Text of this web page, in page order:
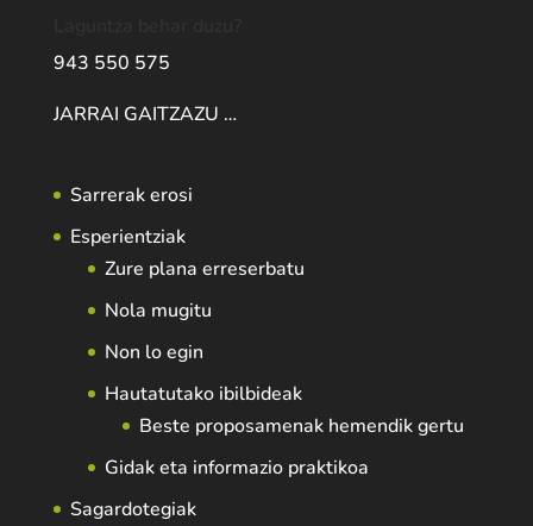
943 550 575
JARRAI GAITZAZU …
Sarrerak erosi
Esperientziak
Zure plana erreserbatu
Nola mugitu
Non lo egin
Hautatutako ibilbideak
Beste proposamenak hemendik gertu
Gidak eta informazio praktikoa
Sagardotegiak